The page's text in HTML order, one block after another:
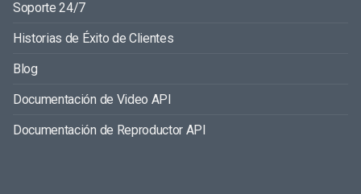
Soporte 24/7
Historias de Éxito de Clientes
Blog
Documentación de Video API
Documentación de Reproductor API